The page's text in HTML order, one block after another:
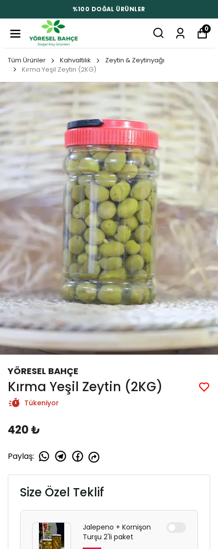
%100 DOĞAL ÜRÜNLER
0
Tüm Ürünler Kahvaltılık
Zeytin & Zeytinyağı
Kırma Yeşil Zeytin (2KG)
YÖRESEL BAHÇE
Kırma Yeşil Zeytin (2KG)
Tükeniyor
420 ₺
Paylaş:
Size Özel Teklif
Jalepeno + Kornişon
Turşu 2'li paket